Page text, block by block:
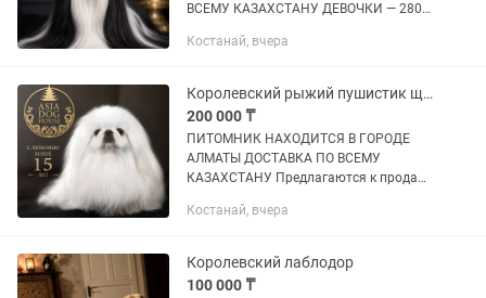
ВСЕМУ КАЗАХСТАНУ ДЕВОЧКИ — 280
━━━━━━━━━━━━━━━━━━ Предлагаем
09.04.2026. Питомник...
Костанай, вчера
Королевский рыжий пушистик щенок с благородной маской
200 000 ₸
ПИТОМНИК НАХОДИТСЯ В ГОРОДЕ
АЛМАТЫ ДОСТАВКА ПО ВСЕМУ
КАЗАХСТАНУ Предлагаются к продаже
бело-кремового окраса. Дата
Малыши полностью...
Костанай, вчера
Королевский лаблодор
100 000 ₸